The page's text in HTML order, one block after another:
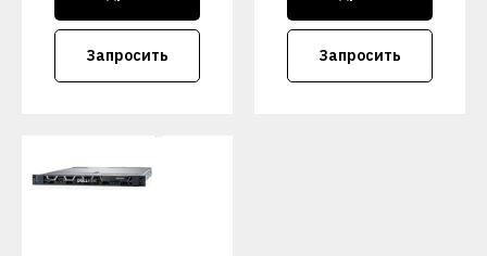
Запросить Запросить